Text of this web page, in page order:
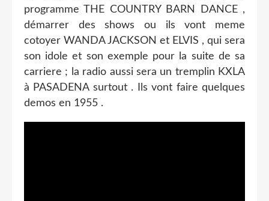
programme THE COUNTRY BARN DANCE ,
démarrer des shows ou ils vont meme
cotoyer WANDA JACKSON et ELVIS , qui sera
son idole et son exemple pour la suite de sa
carriere ; la radio aussi sera un tremplin KXLA
à PASADENA surtout . Ils vont faire quelques
demos en 1955 .